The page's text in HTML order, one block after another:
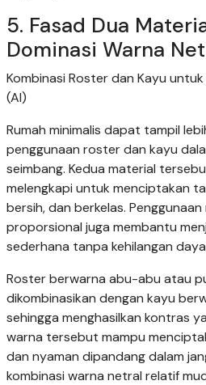
5. Fasad Dua
Dominasi Warna
Kombinasi Roster dan Kayu untuk
(AI)
Rumah minimalis dapat tampil
penggunaan roster dan kayu
seimbang. Kedua material
melengkapi untuk menciptakan
bersih, dan berkelas.
proporsional juga membantu
sederhana tanpa kehilangan
Roster berwarna abu-abu atau
dikombinasikan dengan kayu
sehingga menghasilkan kontras
warna tersebut mampu
dan nyaman dipandang dalam
kombinasi warna netral relatif